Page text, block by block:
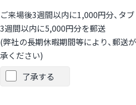
ご来場後3週間以内に1,000円分、タ
3週間以内に5,000円分を郵送
(弊社の長期休暇期間等により、郵送
承ください)
了承する